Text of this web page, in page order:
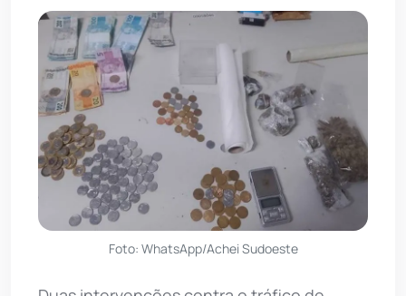
Foto: WhatsApp/Achei Sudoeste